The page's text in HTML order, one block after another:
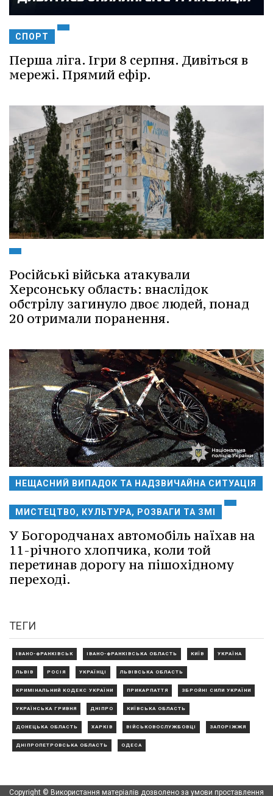
СПОРТ
Перша ліга. Ігри 8 серпня. Дивіться в
мережі. Прямий ефір.
Російські війська атакували
Херсонську область: внаслідок
обстрілу загинуло двоє людей, понад
20 отримали поранення.
НЕЩАСНИЙ ВИПАДОК ТА НАДЗВИЧАЙНА СИТУАЦІЯ
МИСТЕЦТВО, КУЛЬТУРА, РОЗВАГИ ТА ЗМІ
У Богородчанах автомобіль наїхав на
11-річного хлопчика, коли той
перетинав дорогу на пішохідному
переході.
ТЕГИ
ІВАНО-ФРАНКІВСЬК ІВАНО-ФРАНКІВСЬКА ОБЛАСТЬ КИЇВ УКРАЇНА
ЛЬВІВ РОСІЯ УКРАЇНЦІ ЛЬВІВСЬКА ОБЛАСТЬ
КРИМІНАЛЬНИЙ КОДЕКС УКРАЇНИ ПРИКАРПАТТЯ ЗБРОЙНІ СИЛИ УКРАЇНИ
УКРАЇНСЬКА ГРИВНЯ ДНІПРО КИЇВСЬКА ОБЛАСТЬ
ДОНЕЦЬКА ОБЛАСТЬ ХАРКІВ ВІЙСЬКОВОСЛУЖБОВЦІ ЗАПОРІЖЖЯ
ДНІПРОПЕТРОВСЬКА ОБЛАСТЬ ОДЕСА
Copyright © Використання матеріалів дозволено за умови проставлення